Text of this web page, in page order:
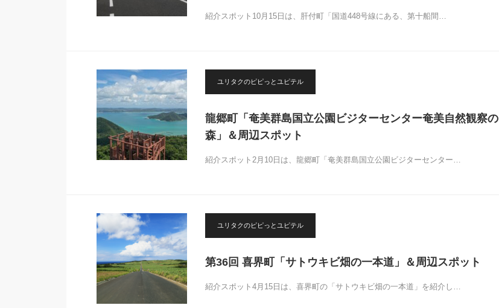
紹介スポット10月15日は、肝付町「国道448号線にある、第十船間…
ユリタクのピピっとユピテル
龍郷町「奄美群島国立公園ビジターセンター奄美自然観察の
森」＆周辺スポット
紹介スポット2月10日は、龍郷町「奄美群島国立公園ビジターセンター…
ユリタクのピピっとユピテル
第36回 喜界町「サトウキビ畑の一本道」＆周辺スポット
紹介スポット4月15日は、喜界町の「サトウキビ畑の一本道」を紹介し…